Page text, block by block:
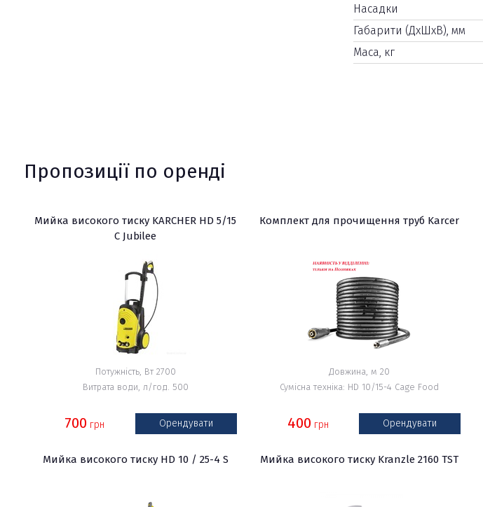
Насадки
Габарити (ДхШхВ), мм
Маса, кг
Пропозиції по оренді
Мийка високого тиску KARCHER HD 5/15
C Jubilee
Потужність, Вт 2700
Витрата води, л/год. 500
700 грн Орендувати
Комплект для прочищення труб Karcer
Довжина, м 20
Сумісна техніка: HD 10/15-4 Cage Food
400 грн Орендувати
Мийка високого тиску HD 10 / 25-4 S Мийка високого тиску Kranzle 2160 TST